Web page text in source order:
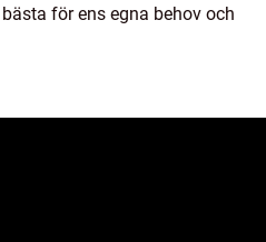
för ens egna behov och